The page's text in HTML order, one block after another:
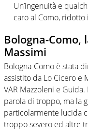
Un’ingenuità e
caro al Como, ridotto
Bologna-Como,
Massimi
Bologna-Como è stata
assistito da Lo Cicero e
VAR Mazzoleni e
parola di troppo, ma la
particolarmente lucida
troppo severo ed altre